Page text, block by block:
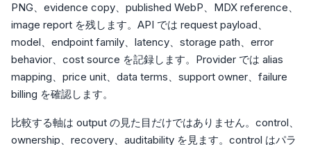
PNG、evidence copy、published WebP、MDX reference、
image report を残します。API では request payload、
model、endpoint family、latency、storage path、error
behavior、cost source を記録します。Provider では alias
mapping、price unit、data terms、support owner、failure
billing を確認します。
比較する軸は output の見た目だけではありません。control、
ownership、recovery、auditability を見ます。control はパラ